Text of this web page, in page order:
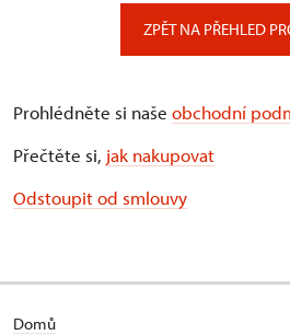
ZPĚT NA PŘEHLED
Prohlédněte si naše obchodní
Přečtěte si, jak nakupovat
Odstoupit od smlouvy
Domů